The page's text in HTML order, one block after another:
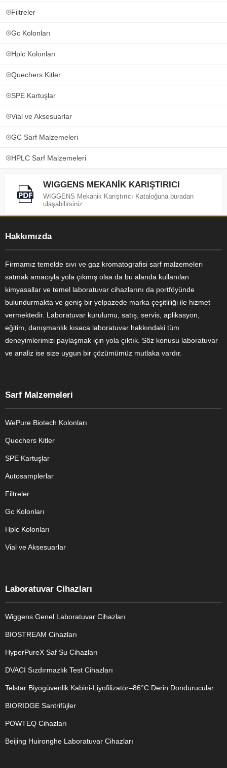
Filtreler
Gc Kolonları
Hplc Kolonları
Quechers Kitler
SPE Kartuşlar
Vial ve Aksesuarlar
GC Sarf Malzemeleri
HPLC Sarf Malzemeleri
WIGGENS MEKANİK KARIŞTIRICI
WIGGENS Mekanik Karıştırıcı Kataloğuna buradan
ulaşabilirsiniz.
Hakkımızda
Firmamız temelde sıvı ve gaz kromatografisi sarf malzemeleri
satmak amacıyla yola çıkmış olsa da bu alanda kullanılan
kimyasallar ve temel laboratuvar cihazlarını da portföyünde
bulundurmakta ve geniş bir yelpazede marka çeşitliliği ile hizmet
vermektedir. Laboratuvar kurulumu, satış, servis, aplikasyon,
eğitim, danışmanlık kısaca laboratuvar hakkındaki tüm
deneyimlerimizi paylaşmak için yola çıktık. Söz konusu laboratuvar
ve analiz ise size uygun bir çözümümüz mutlaka vardır.
Sarf Malzemeleri
WePure Biotech Kolonları
Quechers Kitler
SPE Kartuşlar
Autosamplerlar
Filtreler
Gc Kolonları
Hplc Kolonları
Vial ve Aksesuarlar
Laboratuvar Cihazları
Wiggens Genel Laboratuvar Cihazları
BIOSTREAM Cihazları
HyperPureX Saf Su Cihazları
DVACI Sızdırmazlık Test Cihazları
Telstar Biyogüvenlik Kabini-Liyofilizatör–86°C Derin Dondurucular
BIORIDGE Santrifüjler
POWTEQ Cihazları
Beijing Huironghe Laboratuvar Cihazları